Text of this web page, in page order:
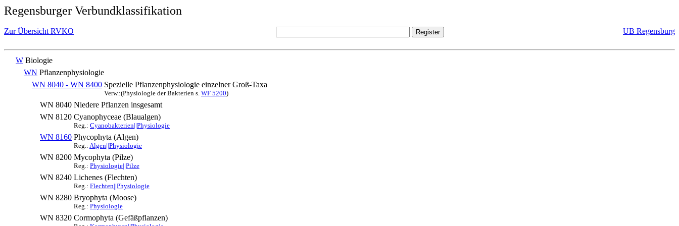
Regensburger Verbundklassifikation
Zur Übersicht RVKO UB Regensburg
W Biologie
WN Pflanzenphysiologie
WN 8040 - WN 8400 Spezielle Pflanzenphysiologie einzelner Groß-Taxa
Verw.:(Physiologie der Bakterien s. WF 5200)
WN 8040 Niedere Pflanzen insgesamt
WN 8120 Cyanophyceae (Blaualgen)
Reg.: Cyanobakterien||Physiologie
WN 8160 Phycophyta (Algen)
Reg.: Algen||Physiologie
WN 8200 Mycophyta (Pilze)
Reg.: Physiologie||Pilze
WN 8240 Lichenes (Flechten)
Reg.: Flechten||Physiologie
WN 8280 Bryophyta (Moose)
Reg.: Physiologie
WN 8320 Cormophyta (Gefäßpflanzen)